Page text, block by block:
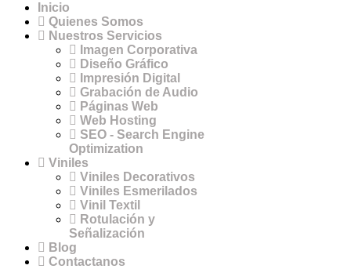
Inicio
Quienes Somos
Nuestros Servicios
Imagen Corporativa
Diseño Gráfico
Impresión Digital
Grabación de Audio
Páginas Web
Web Hosting
SEO - Search Engine
Optimization
Viniles
Viniles Decorativos
Viniles Esmerilados
Vinil Textil
Rotulación y
Señalización
Blog
Contactanos